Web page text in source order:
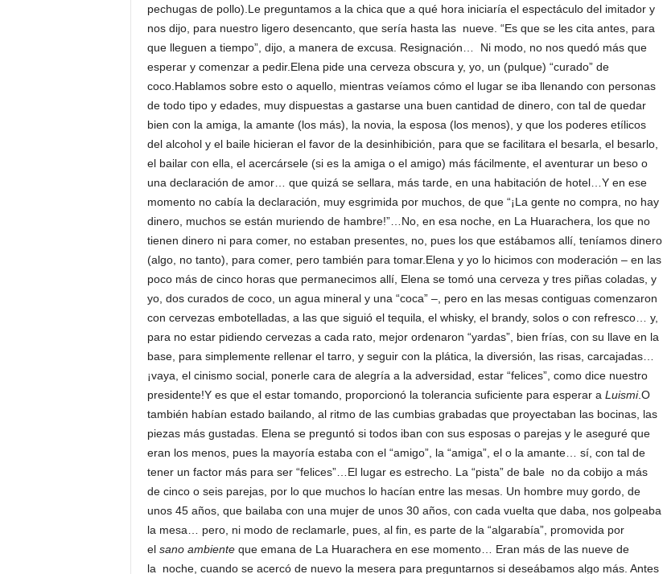
pechugas de pollo).Le preguntamos a la chica que a qué hora iniciaría el espectáculo del imitador y
nos dijo, para nuestro ligero desencanto, que sería hasta las nueve. “Es que se les cita antes, para
que lleguen a tiempo”, dijo, a manera de excusa. Resignación… Ni modo, no nos quedó más que
esperar y comenzar a pedir.Elena pide una cerveza obscura y, yo, un (pulque) “curado” de
coco.Hablamos sobre esto o aquello, mientras veíamos cómo el lugar se iba llenando con personas
de todo tipo y edades, muy dispuestas a gastarse una buen cantidad de dinero, con tal de quedar
bien con la amiga, la amante (los más), la novia, la esposa (los menos), y que los poderes etílicos
del alcohol y el baile hicieran el favor de la desinhibición, para que se facilitara el besarla, el besarlo,
el bailar con ella, el acercársele (si es la amiga o el amigo) más fácilmente, el aventurar un beso o
una declaración de amor… que quizá se sellara, más tarde, en una habitación de hotel…Y en ese
momento no cabía la declaración, muy esgrimida por muchos, de que “¡La gente no compra, no hay
dinero, muchos se están muriendo de hambre!”…No, en esa noche, en La Huarachera, los que no
tienen dinero ni para comer, no estaban presentes, no, pues los que estábamos allí, teníamos dinero
(algo, no tanto), para comer, pero también para tomar.Elena y yo lo hicimos con moderación – en las
poco más de cinco horas que permanecimos allí, Elena se tomó una cerveza y tres piñas coladas, y
yo, dos curados de coco, un agua mineral y una “coca” –, pero en las mesas contiguas comenzaron
con cervezas embotelladas, a las que siguió el tequila, el whisky, el brandy, solos o con refresco… y,
para no estar pidiendo cervezas a cada rato, mejor ordenaron “yardas”, bien frías, con su llave en la
base, para simplemente rellenar el tarro, y seguir con la plática, la diversión, las risas, carcajadas…
¡vaya, el cinismo social, ponerle cara de alegría a la adversidad, estar “felices”, como dice nuestro
presidente!Y es que el estar tomando, proporcionó la tolerancia suficiente para esperar a Luismi.O
también habían estado bailando, al ritmo de las cumbias grabadas que proyectaban las bocinas, las
piezas más gustadas. Elena se preguntó si todos iban con sus esposas o parejas y le aseguré que
eran los menos, pues la mayoría estaba con el “amigo”, la “amiga”, el o la amante… sí, con tal de
tener un factor más para ser “felices”…El lugar es estrecho. La “pista” de bale no da cobijo a más
de cinco o seis parejas, por lo que muchos lo hacían entre las mesas. Un hombre muy gordo, de
unos 45 años, que bailaba con una mujer de unos 30 años, con cada vuelta que daba, nos golpeaba
la mesa… pero, ni modo de reclamarle, pues, al fin, es parte de la “algarabía”, promovida por
el sano ambienteque emana de La Huarachera en ese momento… Eran más de las nueve de
la noche, cuando se acercó de nuevo la mesera para preguntarnos si deseábamos algo más. Antes